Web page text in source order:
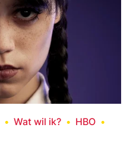
Wat wil ik?
HBO